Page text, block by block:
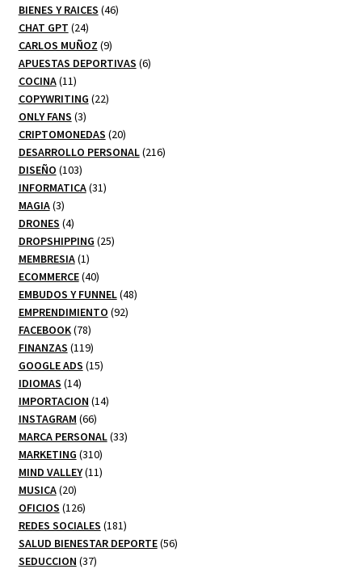
productos
BIENES Y RAICES 4646
CHAT GPT 2424
productos
CARLOS MUÑOZ 99
productos
APUESTAS DEPORTIVAS 66
COCINA 1111
productos
COPYWRITING 2222
ONLY FANS 33
productos
CRIPTOMONEDAS 2020
productos
DESARROLLO PERSONAL 216216
DISEÑO 103103
productos
INFORMATICA 3131
MAGIA 33
productos
DRONES 44
productos
DROPSHIPPING 2525
MEMBRESIA 11
producto
ECOMMERCE 4040
productos
EMBUDOS Y FUNNEL 4848
EMPRENDIMIENTO 9292
FACEBOOK 7878
productos
FINANZAS 119119
productos
GOOGLE ADS 1515
IDIOMAS 1414
productos
IMPORTACION 1414
INSTAGRAM 6666
productos
MARCA PERSONAL 3333
MARKETING 310310
productos
MIND VALLEY 1111
MUSICA 2020
productos
OFICIOS 126126
productos
REDES SOCIALES 181181
productos
SALUD BIENESTAR DEPORTE 5656
SEDUCCION 3737